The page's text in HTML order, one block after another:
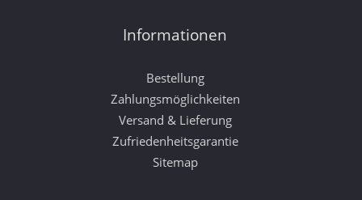
Informationen
Bestellung
Zahlungsmöglichkeiten
Versand & Lieferung
Zufriedenheitsgarantie
Sitemap